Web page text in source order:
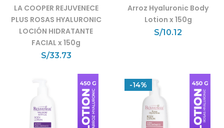
LA COOPER REJUVENECE
PLUS ROSAS HYALURONIC
LOCIÓN HIDRATANTE
FACIAL x 150g
S/33.73
Arroz Hyaluronic Body
Lotion x 150g
S/10.12
-14%